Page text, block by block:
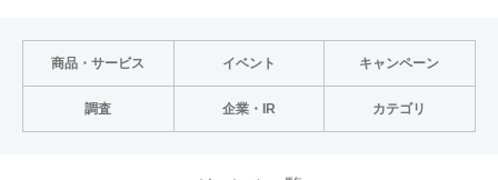
商品・サービス イベント キャンペーン
調査 企業・IR カテゴリ